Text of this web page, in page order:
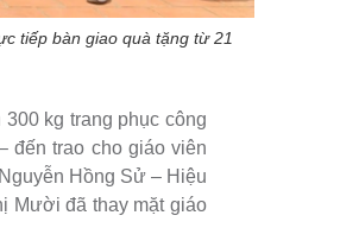
tiếp bàn giao quà tặng từ 21
kg trang phục công
đến trao cho giáo viên
Hồng Sử – Hiệu
Mười đã thay mặt giáo